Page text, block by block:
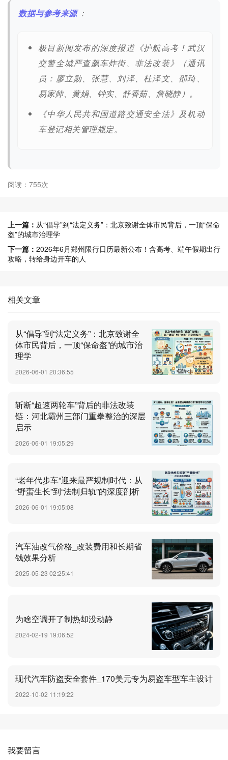
数据与参考来源：
极目新闻发布的深度报道《护航高考！武汉
交警全城严查飙车炸街、非法改装》（通讯
员：廖立勋、张慧、刘泽、杜泽文、邵琦、
易家帅、黄娟、钟实、舒香茹、詹晓静）。
《中华人民共和国道路交通安全法》及机动
车登记相关管理规定。
阅读：755次
上一篇： 从“倡导”到“法定义务”：北京致谢全体市民背后，一顶“保命
盔”的城市治理学
下一篇： 2026年6月郑州限行日历最新公布！含高考、端午假期出行
攻略，转给身边开车的人
相关文章
从“倡导”到“法定义务”：北京致谢全
体市民背后，一顶“保命盔”的城市治
理学
2026-06-01 20:36:55
斩断“超速两轮车”背后的非法改装
链：河北霸州三部门重拳整治的深层
启示
2026-06-01 19:05:29
“老年代步车”迎来最严规制时代：从
“野蛮生长”到“法制归轨”的深度剖析
2026-06-01 19:05:08
汽车油改气价格_改装费用和长期省
钱效果分析
2025-05-23 02:25:41
为啥空调开了制热却没动静
2024-02-19 19:06:52
现代汽车防盗安全套件_170美元专为易盗车型车主设计
2022-10-02 11:19:22
我要留言